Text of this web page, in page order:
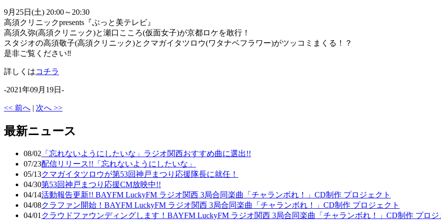
9月25日(土) 20:00～20:30
高須クリニックpresents『ぶっと美テレビ』
高須久弥(高須クリニック)と瀬口こころ(仮面女子)が京都ロケを敢行！
スタジオの高須敬子(高須クリニック)とクマガイタツロウ(ワタナベフラワー)がツッコミまくる！？
是非ご覧ください‼
詳しくはコチラ
-2021年09月19日-
<< 前へ | 次へ >>
最新ニュース
08/02 「忘れないようにしたいな」ラジオ関西おすすめ曲に選出!!
07/23配信リリース!!「忘れないようにしたいな」
05/13クマガイタツロウが第53回神戸まつり応援隊長に就任！
04/30第53回神戸まつり応援CM放映中!!
04/14活動報告更新!! BAYFM LuckyFM ラジオ関西 3局合同楽曲「チャランボれ！」CD制作 プロジェクト
04/08クラファン開始！BAYFM LuckyFM ラジオ関西 3局合同楽曲「チャランボれ！」CD制作 プロジェクト
04/01 クラウドファウンディングします！BAYFM LuckyFM ラジオ関西 3局合同楽曲「チャランボれ！」CD制作 プロジ